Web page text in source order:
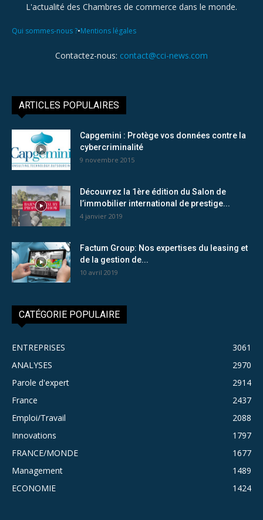
L'actualité des Chambres de commerce dans le monde.
Qui sommes-nous ?•Mentions légales
Contactez-nous: contact@cci-news.com
ARTICLES POPULAIRES
Capgemini : Protège vos données contre la
cybercriminalité
9 novembre 2015
Découvrez la 1ère édition du Salon de
l’immobilier international de prestige...
4 janvier 2019
Factum Group: Nos expertises du leasing et
de la gestion de...
10 avril 2019
CATÉGORIE POPULAIRE
ENTREPRISES
3061
ANALYSES
2970
Parole d'expert
2914
France
2437
Emploi/Travail
2088
Innovations
1797
FRANCE/MONDE
1677
Management
1489
ECONOMIE
1424